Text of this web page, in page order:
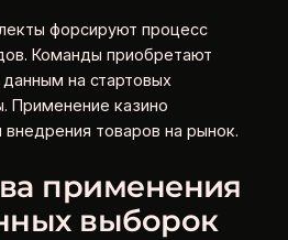
форсируют процесс
Команды приобретают
на стартовых
Применение казино
товаров на рынок.
применения
выборок